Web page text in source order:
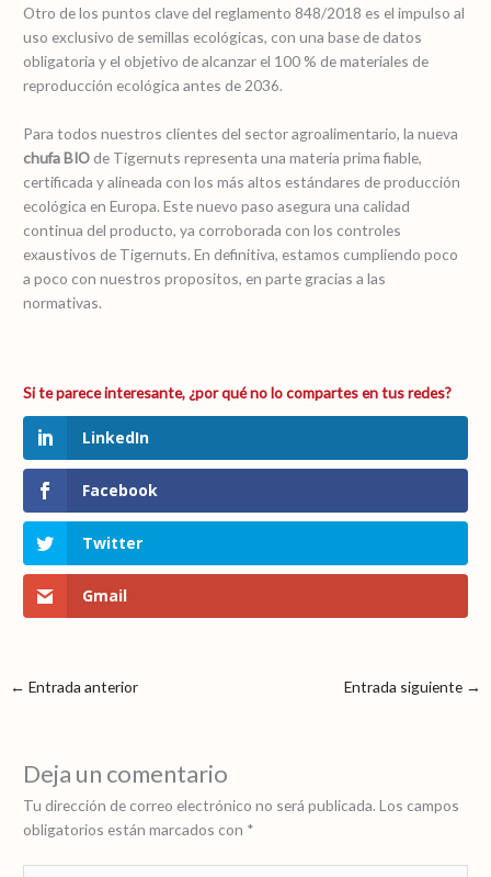
Otro de los puntos clave del reglamento 848/2018 es el impulso al
uso exclusivo de semillas ecológicas, con una base de datos
obligatoria y el objetivo de alcanzar el 100 % de materiales de
reproducción ecológica antes de 2036.
Para todos nuestros clientes del sector agroalimentario, la nueva
chufa BIO de Tigernuts representa una materia prima fiable,
certificada y alineada con los más altos estándares de producción
ecológica en Europa. Este nuevo paso asegura una calidad
continua del producto, ya corroborada con los controles
exaustivos de Tigernuts. En definitiva, estamos cumpliendo poco
a poco con nuestros propositos, en parte gracias a las
normativas.
LinkedIn
Facebook
Twitter
Gmail
← Entrada anterior Entrada siguiente →
Deja un comentario
Tu dirección de correo electrónico no será publicada. Los campos
obligatorios están marcados con *